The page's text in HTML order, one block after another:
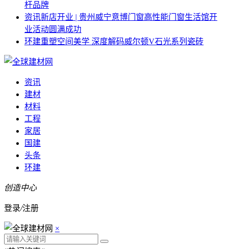
杆品牌
资讯新店开业 | 贵州威宁意博门窗高性能门窗生活馆开
业活动圆满成功
环建重塑空间美学 深度解码威尔顿V石光系列瓷砖
资讯
建材
材料
工程
家居
国建
头条
环建
创造中心
登录/注册
×